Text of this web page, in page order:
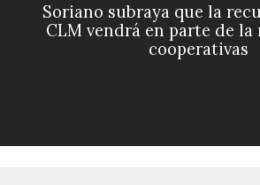
Soriano subraya que la
CLM vendrá en parte de la
cooperativas